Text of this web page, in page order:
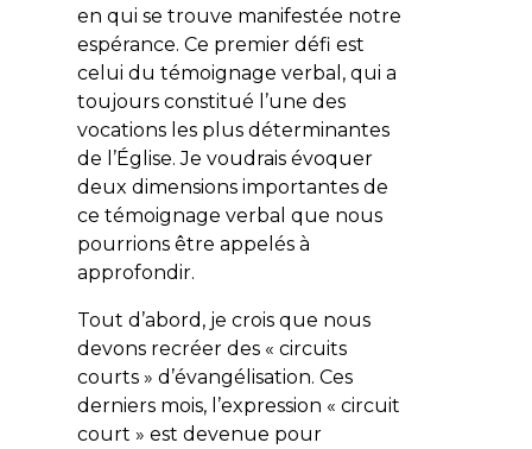
en qui se trouve manifestée notre
espérance. Ce premier défi est
celui du témoignage verbal, qui a
toujours constitué l’une des
vocations les plus déterminantes
de l’Église. Je voudrais évoquer
deux dimensions importantes de
ce témoignage verbal que nous
pourrions être appelés à
approfondir.
Tout d’abord, je crois que nous
devons recréer des « circuits
courts » d’évangélisation. Ces
derniers mois, l’expression « circuit
court » est devenue pour